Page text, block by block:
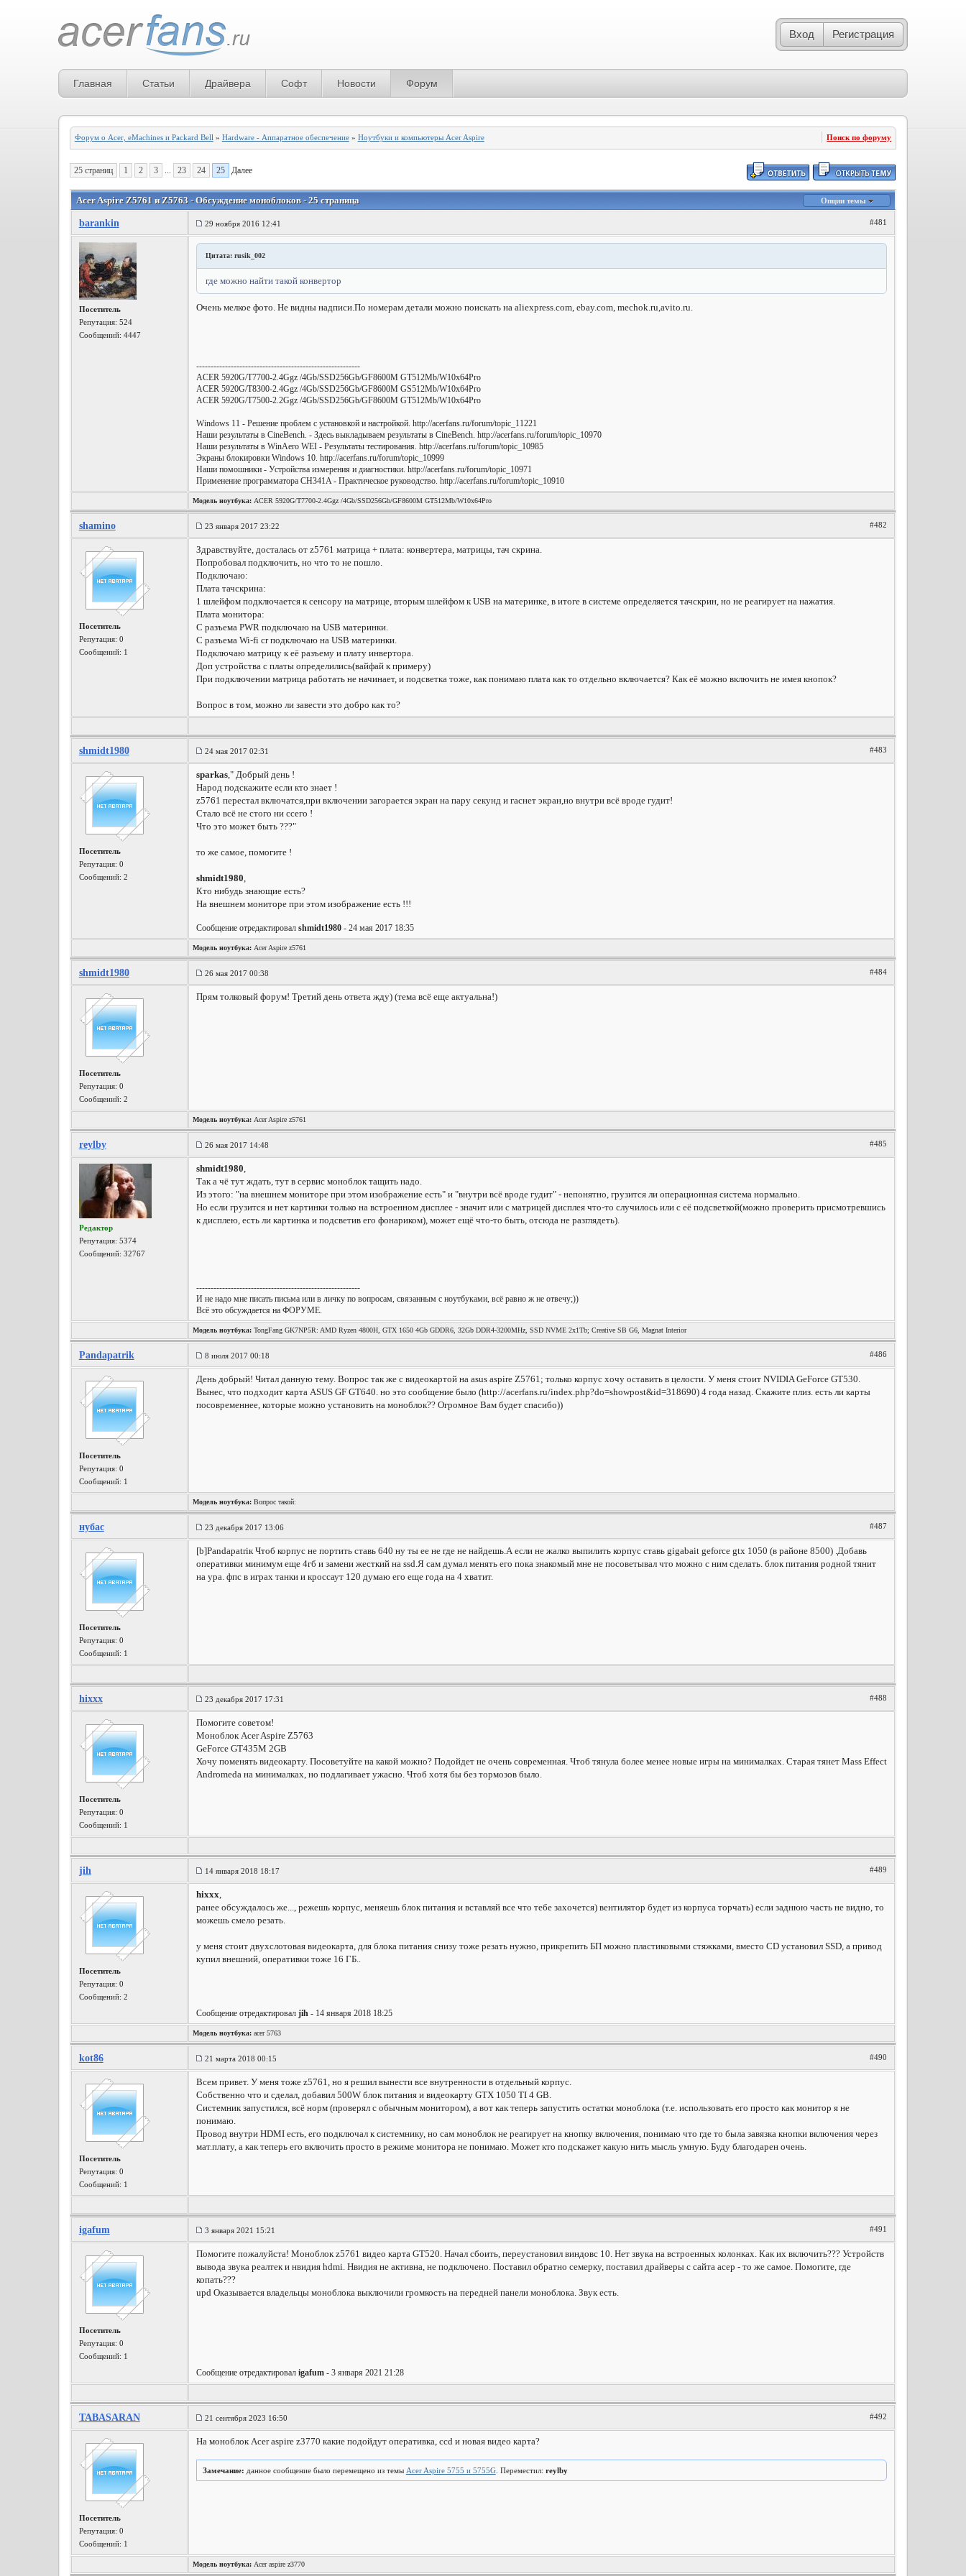
Вход Регистрация
Главная Статьи Драйвера Софт Новости Форум
Форум о Acer, eMachines и Packard Bell » Hardware - Аппаратное обеспечение» Ноутбуки и компьютеры Acer Aspire Поиск по форуму
25 страниц 1 2 3 ... 23 24 25 Далее
Acer Aspire Z5761 и Z5763 - Обсуждение моноблоков - 25 страница Опции темы
barankin 29 ноября 2016 12:41 #481
Посетитель
Репутация: 524
Сообщений: 4447
Цитата: rusik_002
где можно найти такой конвертор
Очень мелкое фото. Не видны надписи.По номерам детали можно поискать на aliexpress.com, ebay.com, mechok.ru,avito.ru.
---------------------------------------------------------
ACER 5920G/T7700-2.4Ggz /4Gb/SSD256Gb/GF8600M GT512Mb/W10x64Pro
ACER 5920G/T8300-2.4Ggz /4Gb/SSD256Gb/GF8600M GS512Mb/W10x64Pro
ACER 5920G/T7500-2.2Ggz /4Gb/SSD256Gb/GF8600M GT512Mb/W10x64Pro
Windows 11 - Решение проблем с установкой и настройкой. http://acerfans.ru/forum/topic_11221
Наши результаты в CineBench. - Здесь выкладываем результаты в CineBench. http://acerfans.ru/forum/topic_10970
Наши результаты в WinAero WEI - Результаты тестирования. http://acerfans.ru/forum/topic_10985
Экраны блокировки Windows 10. http://acerfans.ru/forum/topic_10999
Наши помошники - Устройства измерения и диагностики. http://acerfans.ru/forum/topic_10971
Применение программатора CH341A - Практическое руководство. http://acerfans.ru/forum/topic_10910
Модель ноутбука:ACER 5920G/T7700-2.4Ggz /4Gb/SSD256Gb/GF8600M GT512Mb/W10x64Pro
shamino 23 января 2017 23:22 #482
Посетитель
Репутация: 0
Сообщений: 1
Здравствуйте, досталась от z5761 матрица + плата: конвертера, матрицы, тач скрина.
Попробовал подключить, но что то не пошло.
Подключаю:
Плата тачскрина:
1 шлейфом подключается к сенсору на матрице, вторым шлейфом к USB на материнке, в итоге в системе определяется тачскрин, но не реагирует на нажатия.
Плата монитора:
С разъема PWR подключаю на USB материнки.
С разъема Wi-fi cr подключаю на USB материнки.
Подключаю матрицу к её разъему и плату инвертора.
Доп устройства с платы определились(вайфай к примеру)
При подключении матрица работать не начинает, и подсветка тоже, как понимаю плата как то отдельно включается? Как её можно включить не имея кнопок?
Вопрос в том, можно ли завести это добро как то?
shmidt1980 24 мая 2017 02:31 #483
Посетитель
Репутация: 0
Сообщений: 2
sparkas," Добрый день !
Народ подскажите если кто знает !
z5761 перестал включатся,при включении загорается экран на пару секунд и гаснет экран,но внутри всё вроде гудит!
Стало всё не стого ни ссего !
Что это может быть ???"
то же самое, помогите !
shmidt1980,
Кто нибудь знающие есть?
На внешнем мониторе при этом изображение есть !!!
Сообщение отредактировал shmidt1980- 24 мая 2017 18:35
Модель ноутбука:Acer Aspire z5761
shmidt1980 26 мая 2017 00:38 #484
Посетитель
Репутация: 0
Сообщений: 2
Прям толковый форум! Третий день ответа жду) (тема всё еще актуальна!)
Модель ноутбука:Acer Aspire z5761
reylby 26 мая 2017 14:48 #485
Редактор
Репутация: 5374
Сообщений: 32767
shmidt1980,
Так а чё тут ждать, тут в сервис моноблок тащить надо.
Из этого: "на внешнем мониторе при этом изображение есть" и "внутри всё вроде гудит" - непонятно, грузится ли операционная система нормально.
Но если грузится и нет картинки только на встроенном дисплее - значит или с матрицей дисплея что-то случилось или с её подсветкой(можно проверить присмотревшись
к дисплею, есть ли картинка и подсветив его фонариком), может ещё что-то быть, отсюда не разглядеть).
---------------------------------------------------------
И не надо мне писать письма или в личку по вопросам, связанным с ноутбуками, всё равно ж не отвечу;))
Всё это обсуждается на ФОРУМЕ.
Модель ноутбука:TongFang GK7NP5R: AMD Ryzen 4800H, GTX 1650 4Gb GDDR6, 32Gb DDR4-3200MHz, SSD NVME 2x1Tb; Creative SB G6, Magnat Interior
Wireless, Win10 x64, etc.
Pandapatrik 8 июля 2017 00:18 #486
Посетитель
Репутация: 0
Сообщений: 1
День добрый! Читал данную тему. Вопрос так же с видеокартой на asus aspire Z5761; только корпус хочу оставить в целости. У меня стоит NVIDIA GeForce GT530.
Вынес, что подходит карта ASUS GF GT640. но это сообщение было (http://acerfans.ru/index.php?do=showpost&id=318690) 4 года назад. Скажите плиз. есть ли карты
посовременнее, которые можно установить на моноблок?? Огромное Вам будет спасибо))
Модель ноутбука:Вопрос такой:
нубас 23 декабря 2017 13:06 #487
Посетитель
Репутация: 0
Сообщений: 1
[b]Pandapatriк Чтоб корпус не портить ставь 640 ну ты ее не где не найдешь.А если не жалко выпилить корпус ставь gigabait geforce gtx 1050 (в районе 8500) .Добавь
оперативки минимум еще 4гб и замени жесткий на ssd.Я сам думал менять его пока знакомый мне не посоветывал что можно с ним сделать. блок питания родной тянит
на ура. фпс в играх танки и кроссаут 120 думаю его еще года на 4 хватит.
hixxx 23 декабря 2017 17:31 #488
Посетитель
Репутация: 0
Сообщений: 1
Помогите советом!
Моноблок Acer Aspire Z5763
GeForce GT435M 2GB
Хочу поменять видеокарту. Посоветуйте на какой можно? Подойдет не очень современная. Чтоб тянула более менее новые игры на минималках. Старая тянет Mass Effect
Andromeda на минималках, но подлагивает ужасно. Чтоб хотя бы без тормозов было.
jih 14 января 2018 18:17 #489
Посетитель
Репутация: 0
Сообщений: 2
hixxx,
ранее обсуждалось же..., режешь корпус, меняешь блок питания и вставляй все что тебе захочется) вентилятор будет из корпуса торчать) если заднюю часть не видно, то
можешь смело резать.
у меня стоит двухслотовая видеокарта, для блока питания снизу тоже резать нужно, прикрепить БП можно пластиковыми стяжками, вместо CD установил SSD, а привод
купил внешний, оперативки тоже 16 ГБ..
Сообщение отредактировал jih- 14 января 2018 18:25
Модель ноутбука:acer 5763
kot86 21 марта 2018 00:15 #490
Посетитель
Репутация: 0
Сообщений: 1
Всем привет. У меня тоже z5761, но я решил вынести все внутренности в отдельный корпус.
Собственно что и сделал, добавил 500W блок питания и видеокарту GTX 1050 TI 4 GB.
Системник запустился, всё норм (проверял с обычным монитором), а вот как теперь запустить остатки моноблока (т.е. использовать его просто как монитор я не
понимаю.
Провод внутри HDMI есть, его подключал к системнику, но сам моноблок не реагирует на кнопку включения, понимаю что где то была завязка кнопки включения через
мат.плату, а как теперь его включить просто в режиме монитора не понимаю. Может кто подскажет какую нить мысль умную. Буду благодарен очень.
igafum 3 января 2021 15:21 #491
Посетитель
Репутация: 0
Сообщений: 1
Помогите пожалуйста! Моноблок z5761 видео карта GT520. Начал сбоить, переустановил виндовс 10. Нет звука на встроенных колонках. Как их включить??? Устройств
вывода звука реалтек и нвидия hdmi. Нвидия не активна, не подключено. Поставил обратно семерку, поставил драйверы с сайта асер - то же самое. Помогите, где
копать???
upd Оказывается владельцы моноблока выключили громкость на передней панели моноблока. Звук есть.
Сообщение отредактировал igafum- 3 января 2021 21:28
TABASARAN 21 сентября 2023 16:50 #492
Посетитель
Репутация: 0
Сообщений: 1
На моноблок Acer aspire z3770 какие подойдут оперативка, ccd и новая видео карта?
Замечание: данное сообщение было перемещено из темы Acer Aspire 5755 и 5755G. Переместил: reylby
Модель ноутбука:Acer aspire z3770